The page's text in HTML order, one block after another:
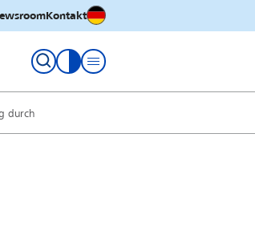
KontaktDeutsch
Kontrastmodus umschalten
durch